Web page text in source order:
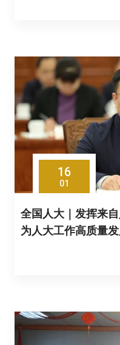
16
01
全国人大｜发挥来
为人大工作高质量